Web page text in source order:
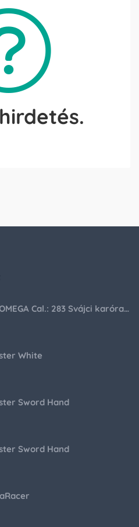
Ritkaság! Acél OMEGA Cal.: 283 Svájci karóra 1953-ból!
White
Sword Hand
Sword Hand